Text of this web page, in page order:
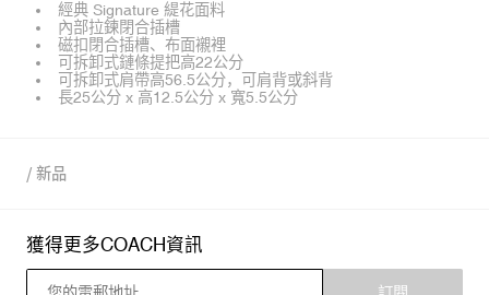
經典 Signature 緹花面料
內部拉鍊閉合插槽
磁扣閉合插槽、布面襯裡
可拆卸式鏈條提把高22公分
可拆卸式肩帶高56.5公分，可肩背或斜背
長25公分 x 高12.5公分 x 寬5.5公分
/ 新品
獲得更多COACH資訊